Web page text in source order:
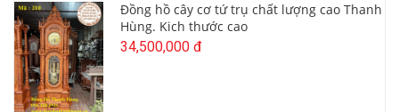
Đồng hồ cây cơ tứ trụ chất lượng cao Thanh
Hùng. Kich thước cao
34,500,000 đ